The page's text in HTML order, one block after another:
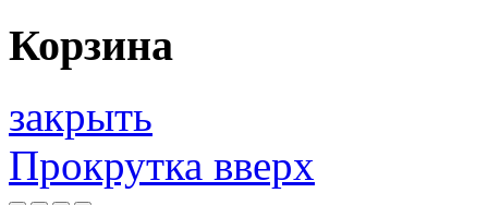
Корзина
закрыть
Прокрутка вверх